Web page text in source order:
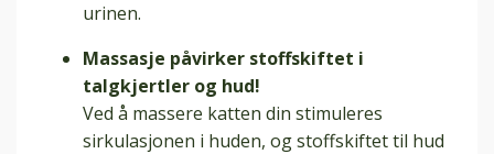
urinen.
Massasje påvirker stoffskiftet i
talgkjertler og hud!
Ved å massere katten din stimuleres
sirkulasjonen i huden, og stoffskiftet til hud